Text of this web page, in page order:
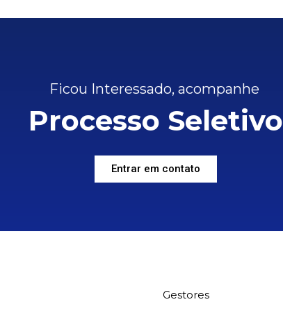
Ficou Interessado, acompanhe
Processo Seletivo
Entrar em contato
Gestores